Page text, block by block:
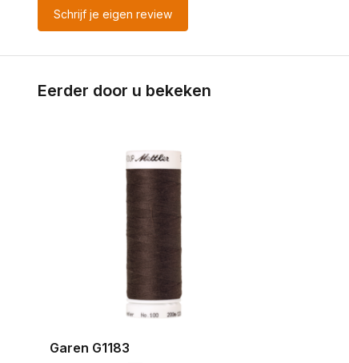
Schrijf je eigen review
Eerder door u bekeken
Garen G1183